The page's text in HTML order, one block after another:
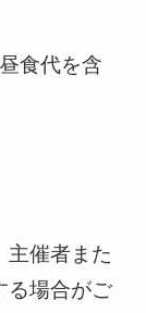
代を含
者また
る場合がご